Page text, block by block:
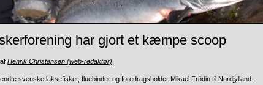
har gjort et kæmpe scoop
Henrik Christensen (web-redaktør)
svenske laksefisker, fluebinder og foredragsholder Mikael Frödin til Nordjylland.